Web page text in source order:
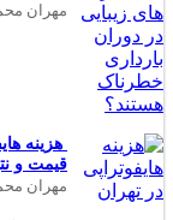
مهران
هزینه
قیمت و
مهران